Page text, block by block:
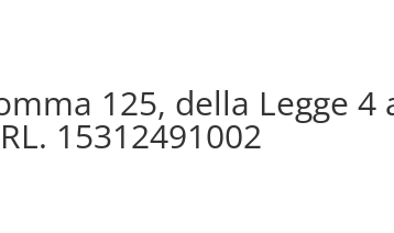
125, della Legge 4
15312491002